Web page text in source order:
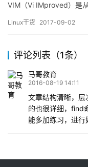
VIM（Vi IMproved）是
能，在程序员中广泛使
辑效率。VIM是类Unix系
Linux干货 2017-09-02
评论列表（1条）
马哥教育
2016-08-19 14:11
文章结构清晰，
的也很详细，find
能多加练习，进行